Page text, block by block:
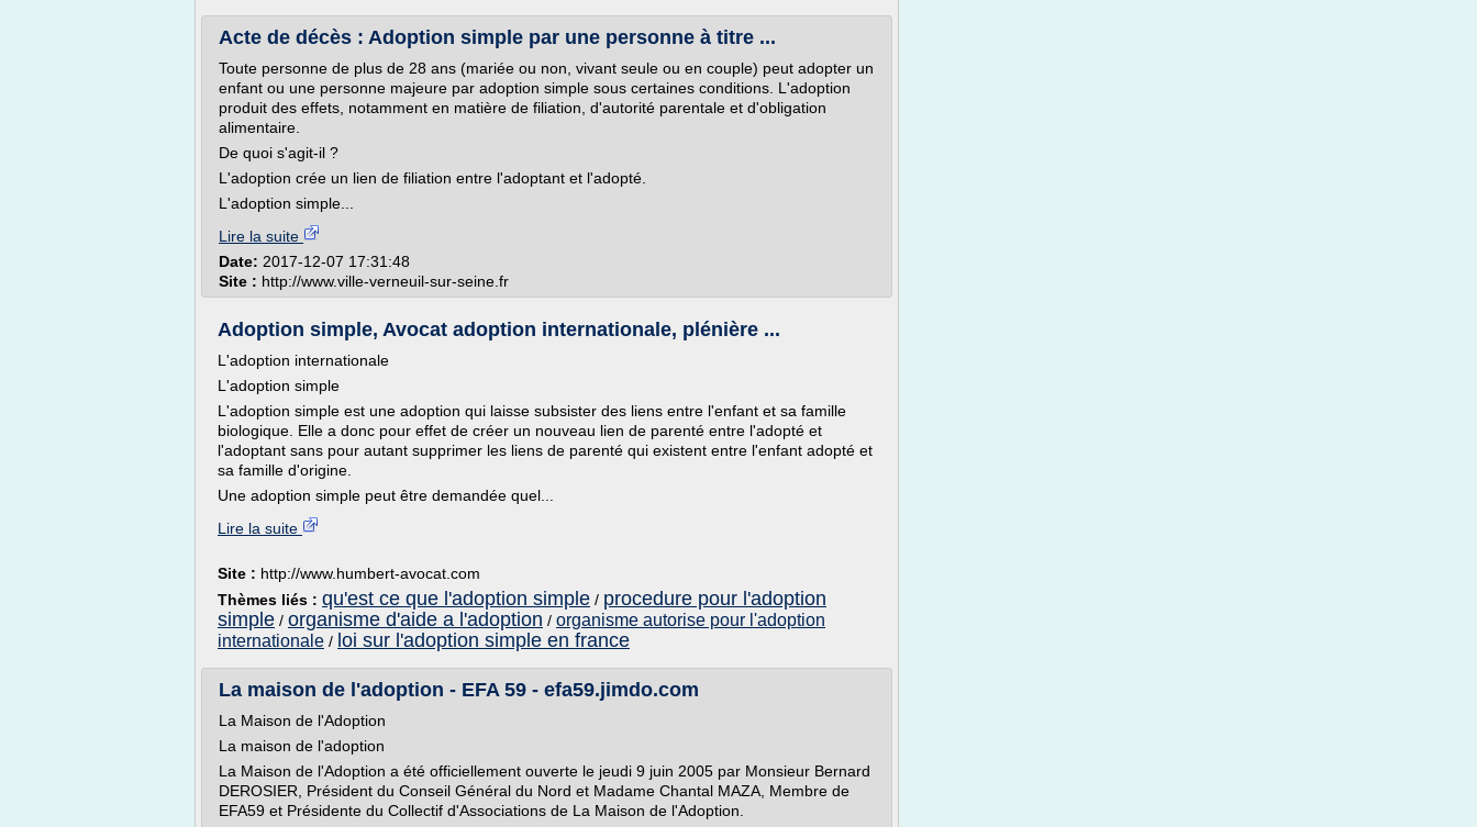
Acte de décès : Adoption simple par une personne à titre ...
Toute personne de plus de 28 ans (mariée ou non, vivant seule ou en couple) peut adopter un
enfant ou une personne majeure par adoption simple sous certaines conditions. L'adoption
produit des effets, notamment en matière de filiation, d'autorité parentale et d'obligation
alimentaire.
De quoi s'agit-il ?
L'adoption crée un lien de filiation entre l'adoptant et l'adopté.
L'adoption simple...
Lire la suite
Date: 2017-12-07 17:31:48
Site : http://www.ville-verneuil-sur-seine.fr
Adoption simple, Avocat adoption internationale, plénière ...
L'adoption internationale
L'adoption simple
L'adoption simple est une adoption qui laisse subsister des liens entre l'enfant et sa famille
biologique. Elle a donc pour effet de créer un nouveau lien de parenté entre l'adopté et
l'adoptant sans pour autant supprimer les liens de parenté qui existent entre l'enfant adopté et
sa famille d'origine.
Une adoption simple peut être demandée quel...
Lire la suite
Site : http://www.humbert-avocat.com
Thèmes liés : qu'est ce que l'adoption simple / procedure pour l'adoption
simple / organisme d'aide a l'adoption / organisme autorise pour l'adoption
internationale / loi sur l'adoption simple en france
La maison de l'adoption - EFA 59 - efa59.jimdo.com
La Maison de l'Adoption
La maison de l'adoption
La Maison de l'Adoption a été officiellement ouverte le jeudi 9 juin 2005 par Monsieur Bernard
DEROSIER, Président du Conseil Général du Nord et Madame Chantal MAZA, Membre de
EFA59 et Présidente du Collectif d'Associations de La Maison de l'Adoption.